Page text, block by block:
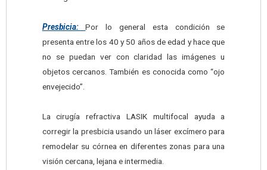
Presbicia:Por lo general esta condición se
presenta entre los 40 y 50 años de edad y hace que
no se puedan ver con claridad las imágenes u
objetos cercanos. También es conocida como “ojo
envejecido”.
La cirugía refractiva LASIK multifocal ayuda a
corregir la presbicia usando un láser excímero para
remodelar su córnea en diferentes zonas para una
visión cercana, lejana e intermedia.